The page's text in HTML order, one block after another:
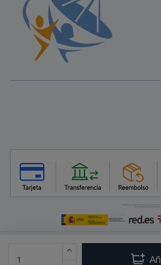
Copyright © 2016 PadreDeFamilia.